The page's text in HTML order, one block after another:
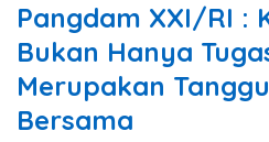
Pangdam XXI/RI :
Bukan Hanya
Merupakan
Bersama